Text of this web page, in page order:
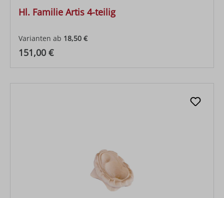
Hl. Familie Artis 4-teilig
Varianten ab 18,50 €
Regulärer Preis:
151,00 €